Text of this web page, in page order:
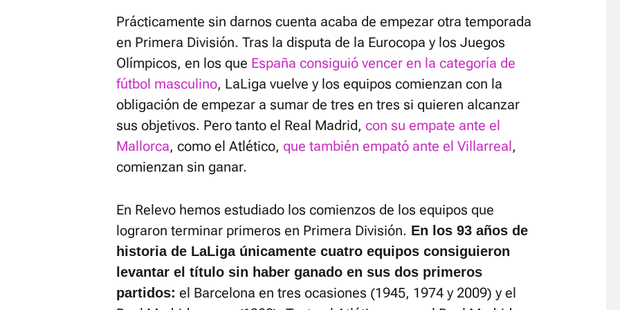
Prácticamente sin darnos cuenta acaba de empezar otra temporada
en Primera División. Tras la disputa de la Eurocopa y los Juegos
Olímpicos, en los que España consiguió vencer en la categoría de
fútbol masculino, LaLiga vuelve y los equipos comienzan con la
obligación de empezar a sumar de tres en tres si quieren alcanzar
sus objetivos. Pero tanto el Real Madrid, con su empate ante el
Mallorca, como el Atlético, que también empató ante el Villarreal,
comienzan sin ganar.
En Relevo hemos estudiado los comienzos de los equipos que
lograron terminar primeros en Primera División. En los 93 años de
historia de LaLiga únicamente cuatro equipos consiguieron
levantar el título sin haber ganado en sus dos primeros
partidos: el Barcelona en tres ocasiones (1945, 1974 y 2009) y el